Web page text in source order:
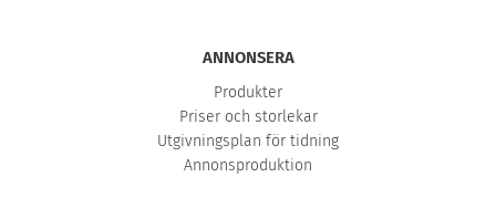
ANNONSERA
Produkter
Priser och storlekar
Utgivningsplan för tidning
Annonsproduktion